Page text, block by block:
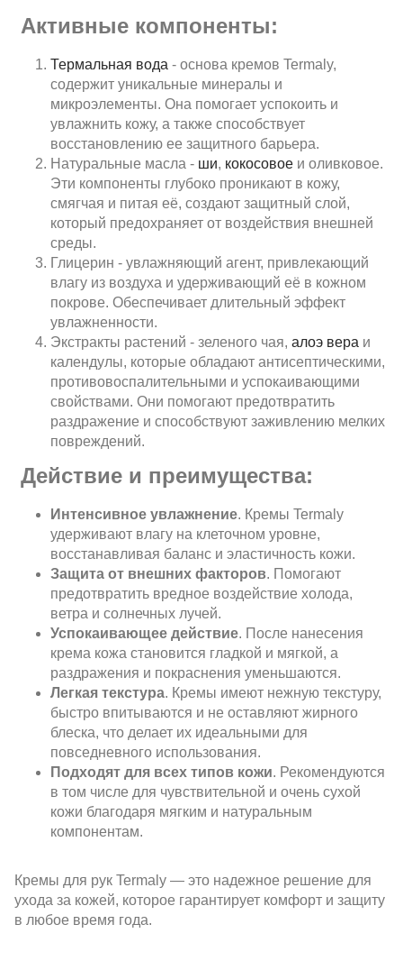
Активные компоненты:
Термальная вода - основа кремов Termaly,
содержит уникальные минералы и
микроэлементы. Она помогает успокоить и
увлажнить кожу, а также способствует
восстановлению ее защитного барьера.
Натуральные масла - ши, кокосовое и оливковое.
Эти компоненты глубоко проникают в кожу,
смягчая и питая её, создают защитный слой,
который предохраняет от воздействия внешней
среды.
Глицерин - увлажняющий агент, привлекающий
влагу из воздуха и удерживающий её в кожном
покрове. Обеспечивает длительный эффект
увлажненности.
Экстракты растений - зеленого чая, алоэ вера и
календулы, которые обладают антисептическими,
противовоспалительными и успокаивающими
свойствами. Они помогают предотвратить
раздражение и способствуют заживлению мелких
повреждений.
Действие и преимущества:
Интенсивное увлажнение. Кремы Termaly
удерживают влагу на клеточном уровне,
восстанавливая баланс и эластичность кожи.
Защита от внешних факторов. Помогают
предотвратить вредное воздействие холода,
ветра и солнечных лучей.
Успокаивающее действие. После нанесения
крема кожа становится гладкой и мягкой, а
раздражения и покраснения уменьшаются.
Легкая текстура. Кремы имеют нежную текстуру,
быстро впитываются и не оставляют жирного
блеска, что делает их идеальными для
повседневного использования.
Подходят для всех типов кожи. Рекомендуются
в том числе для чувствительной и очень сухой
кожи благодаря мягким и натуральным
компонентам.
Кремы для рук Termaly — это надежное решение для
ухода за кожей, которое гарантирует комфорт и защиту
в любое время года.